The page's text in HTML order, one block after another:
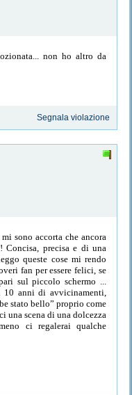
non ho altro da
Segnala violazione
sono accorta che ancora
precisa e di una
queste cose mi rendo
fan per essere felici, se
sul piccolo schermo ...
10 anni di avvicinamenti,
stato bello” proprio come
una scena di una dolcezza
ci regalerai qualche